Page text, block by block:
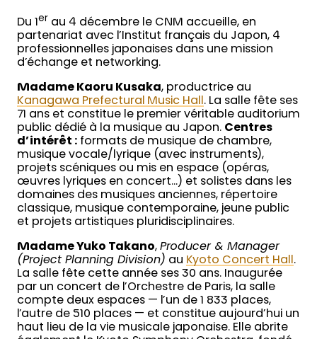
Du 1er au 4 décembre le CNM accueille, en
partenariat avec l’Institut français du Japon, 4
professionnelles japonaises dans une mission
d’échange et networking.
Madame Kaoru Kusaka, productrice au
Kanagawa Prefectural Music Hall. La salle fête ses
71 ans et constitue le premier véritable auditorium
public dédié à la musique au Japon. Centres
d’intérêt : formats de musique de chambre,
musique vocale/lyrique (avec instruments),
projets scéniques ou mis en espace (opéras,
œuvres lyriques en concert…) et solistes dans les
domaines des musiques anciennes, répertoire
classique, musique contemporaine, jeune public
et projets artistiques pluridisciplinaires.
Madame Yuko Takano, Producer & Manager
(Project Planning Division) au Kyoto Concert Hall.
La salle fête cette année ses 30 ans. Inaugurée
par un concert de l’Orchestre de Paris, la salle
compte deux espaces — l’un de 1 833 places,
l’autre de 510 places — et constitue aujourd’hui un
haut lieu de la vie musicale japonaise. Elle abrite